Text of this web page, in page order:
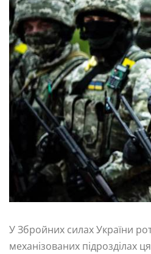
У Збройних силах України
механізованих підрозділах